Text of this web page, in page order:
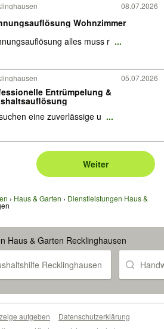
08.07.2026
Wohnzimmer
alles muss r ...
05.07.2026
Entrümpelung &
eine zuverlässige u ...
Weiter
Haus & Garten Dienstleistungen Haus &
Haus & Garten Recklinghausen
Recklinghausen
aufgeben
Datenschutzerklärung